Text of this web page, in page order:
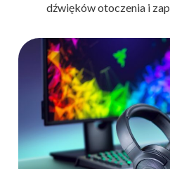
dźwięków otoczenia i